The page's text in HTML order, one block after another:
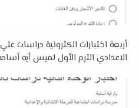
أربعة اختبارات الكترونية دراسات
الاعدادي الترم الأول لميس أيه